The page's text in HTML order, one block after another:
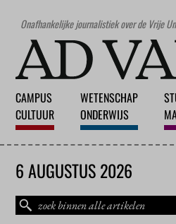
Onafhankelijke journalistiek over de Vrije
CAMPUS
CULTUUR
WETENSCHAP
ONDERWIJS
6 AUGUSTUS 2026